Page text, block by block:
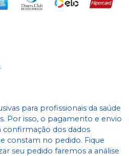
para profissionais da saúde
Por isso, o pagamento e envio
confirmação dos dados
constam no pedido. Fique
seu pedido faremos a análise